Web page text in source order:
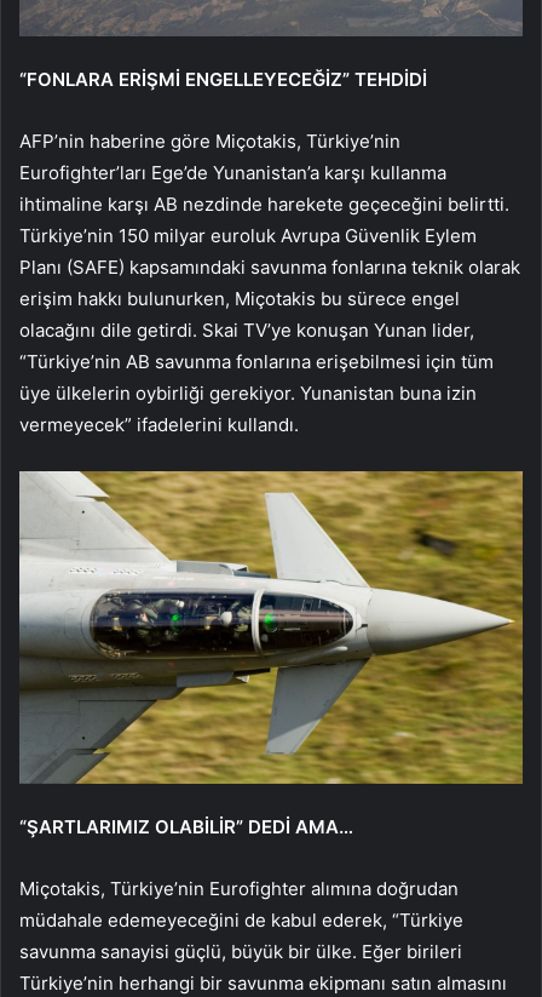
“FONLARA ERİŞMİ ENGELLEYECEĞİZ” TEHDİDİ
AFP’nin haberine göre Miçotakis, Türkiye’nin
Eurofighter’ları Ege’de Yunanistan’a karşı kullanma
ihtimaline karşı AB nezdinde harekete geçeceğini belirtti.
Türkiye’nin 150 milyar euroluk Avrupa Güvenlik Eylem
Planı (SAFE) kapsamındaki savunma fonlarına teknik olarak
erişim hakkı bulunurken, Miçotakis bu sürece engel
olacağını dile getirdi. Skai TV’ye konuşan Yunan lider,
“Türkiye’nin AB savunma fonlarına erişebilmesi için tüm
üye ülkelerin oybirliği gerekiyor. Yunanistan buna izin
vermeyecek” ifadelerini kullandı.
“ŞARTLARIMIZ OLABİLİR” DEDİ AMA…
Miçotakis, Türkiye’nin Eurofighter alımına doğrudan
müdahale edemeyeceğini de kabul ederek, “Türkiye
savunma sanayisi güçlü, büyük bir ülke. Eğer birileri
Türkiye’nin herhangi bir savunma ekipmanı satın almasını